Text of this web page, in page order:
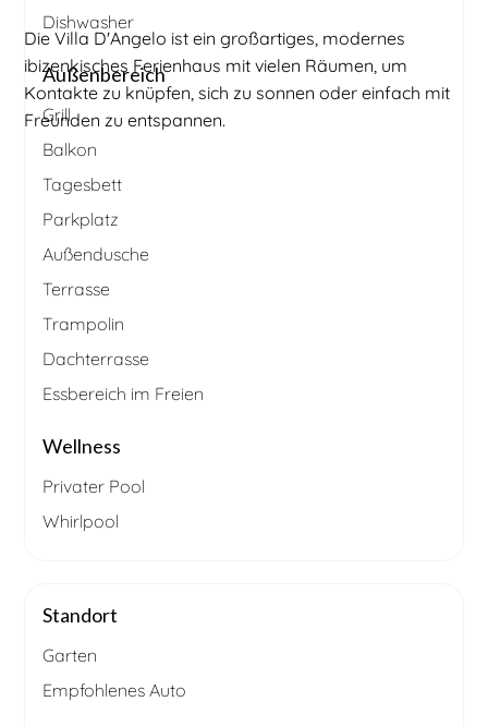
Die Villa D'Angelo ist ein großartiges, modernes
ibizenkisches Ferienhaus mit vielen Räumen, um
Kontakte zu knüpfen, sich zu sonnen oder einfach mit
Freunden zu entspannen.
Dishwasher
Außenbereich
Grill
Balkon
Tagesbett
Parkplatz
Außendusche
Terrasse
Trampolin
Dachterrasse
Essbereich im Freien
Wellness
Privater Pool
Whirlpool
Standort
Garten
Empfohlenes Auto